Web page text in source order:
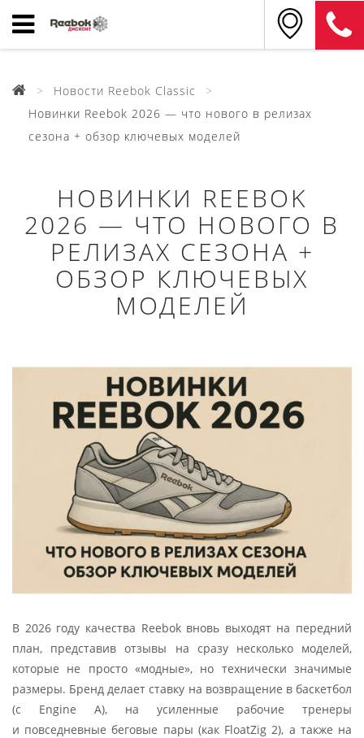
Новости Reebok Classic
Новинки Reebok 2026 — что нового в релизах
сезона + обзор ключевых моделей
НОВИНКИ REEBOK
2026 — ЧТО НОВОГО В
РЕЛИЗАХ СЕЗОНА +
ОБЗОР КЛЮЧЕВЫХ
МОДЕЛЕЙ
В 2026 году качества Reebok вновь выходят на передний
план, представив отзывы на сразу несколько моделей,
которые не просто «модные», но технически значимые
размеры. Бренд делает ставку на возвращение в баскетбол
(с Engine A), на усиленные рабочие тренеры
и повседневные беговые пары (как FloatZig 2), а также на